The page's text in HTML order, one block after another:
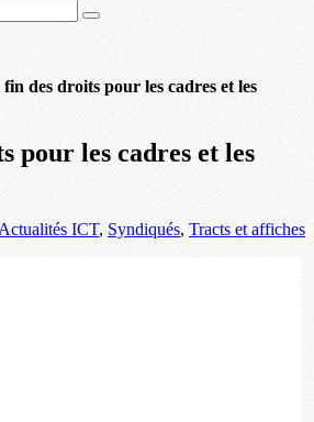
des droits pour les cadres et les
pour les cadres et les
Actualités ICT, Syndiqués, Tracts et affiches